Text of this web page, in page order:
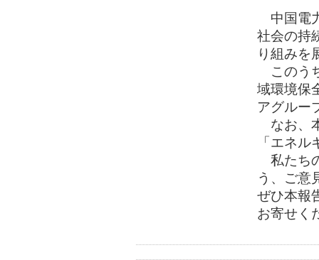
中国電
社会の持
り組みを
このう
域環境保
アグルー
なお、
「エネ
私たち
う、ご意
ぜひ本報
お寄せく